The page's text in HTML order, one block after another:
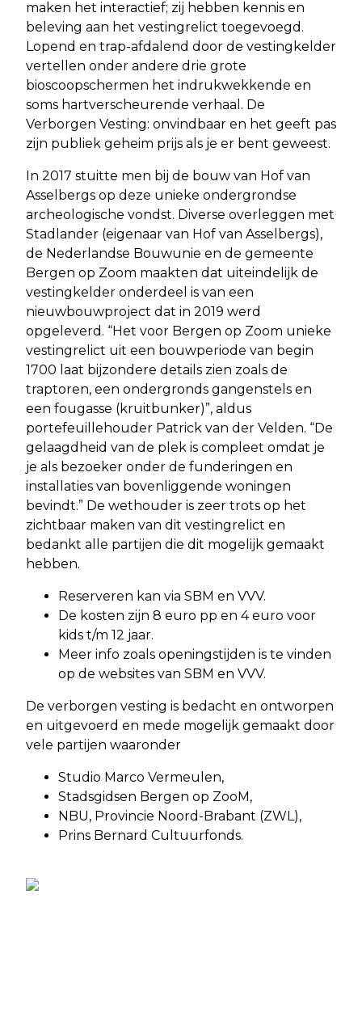
maken het interactief; zij hebben kennis en
beleving aan het vestingrelict toegevoegd.
Lopend en trap-afdalend door de vestingkelder
vertellen onder andere drie grote
bioscoopschermen het indrukwekkende en
soms hartverscheurende verhaal. De
Verborgen Vesting: onvindbaar en het geeft pas
zijn publiek geheim prijs als je er bent geweest.
In 2017 stuitte men bij de bouw van Hof van
Asselbergs op deze unieke ondergrondse
archeologische vondst. Diverse overleggen met
Stadlander (eigenaar van Hof van Asselbergs),
de Nederlandse Bouwunie en de gemeente
Bergen op Zoom maakten dat uiteindelijk de
vestingkelder onderdeel is van een
nieuwbouwproject dat in 2019 werd
opgeleverd. “Het voor Bergen op Zoom unieke
vestingrelict uit een bouwperiode van begin
1700 laat bijzondere details zien zoals de
traptoren, een ondergronds gangenstels en
een fougasse (kruitbunker)”, aldus
portefeuillehouder Patrick van der Velden. “De
gelaagdheid van de plek is compleet omdat je
je als bezoeker onder de funderingen en
installaties van bovenliggende woningen
bevindt.” De wethouder is zeer trots op het
zichtbaar maken van dit vestingrelict en
bedankt alle partijen die dit mogelijk gemaakt
hebben.
Reserveren kan via SBM en VVV.
De kosten zijn 8 euro pp en 4 euro voor
kids t/m 12 jaar.
Meer info zoals openingstijden is te vinden
op de websites van SBM en VVV.
De verborgen vesting is bedacht en ontworpen
en uitgevoerd en mede mogelijk gemaakt door
vele partijen waaronder
Studio Marco Vermeulen,
Stadsgidsen Bergen op ZooM,
NBU, Provincie Noord-Brabant (ZWL),
Prins Bernard Cultuurfonds.